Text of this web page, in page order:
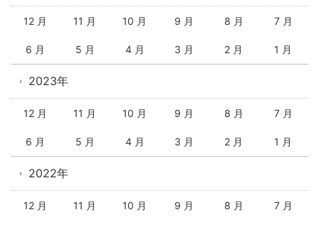
12 月 11 月 10 月 9 月 8 月 7 月
6 月 5 月 4 月 3 月 2 月 1 月
2023年
12 月 11 月 10 月 9 月 8 月 7 月
6 月 5 月 4 月 3 月 2 月 1 月
2022年
12 月 11 月 10 月 9 月 8 月 7 月